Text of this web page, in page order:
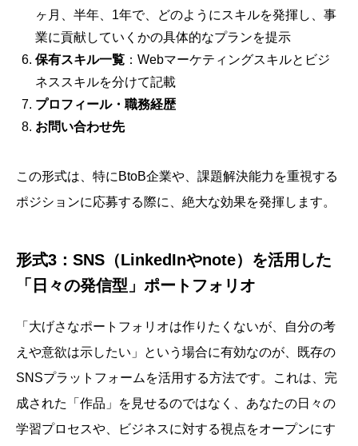
ヶ月、半年、1年で、どのようにスキルを発揮し、事
業に貢献していくかの具体的なプランを提示
保有スキル一覧 ：Webマーケティングスキルとビジ
ネススキルを分けて記載
プロフィール・職務経歴
お問い合わせ先
この形式は、特にBtoB企業や、課題解決能力を重視する
ポジションに応募する際に、絶大な効果を発揮します。
形式3：SNS（LinkedInやnote）を活用した
「日々の発信型」ポートフォリオ
「大げさなポートフォリオは作りたくないが、自分の考
えや意欲は示したい」という場合に有効なのが、既存の
SNSプラットフォームを活用する方法です。これは、完
成された「作品」を見せるのではなく、あなたの日々の
学習プロセスや、ビジネスに対する視点をオープンにす